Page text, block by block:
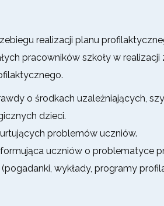
realizacji planu
pracowników szkoły w
o środkach uzależniających,
dzieci.
problemów uczniów.
uczniów o problematyce
wykłady, programy